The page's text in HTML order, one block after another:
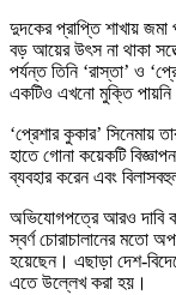
দুদকের প্রাপ্তি শাখায়
বড় আয়ের উৎস না থাকা
পর্যন্ত তিনি ‘রাস্তা’ ও
একটিও এখনো মুক্তি
‘প্রেশার কুকার’ সিনেমায়
হাতে গোনা কয়েকটি
ব্যবহার করেন এবং
অভিযোগপত্রে আরও দাবি
স্বর্ণ চোরাচালানের মতো
হয়েছেন। এছাড়া দেশ-
এতে উল্লেখ করা হয়।